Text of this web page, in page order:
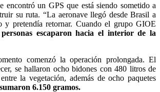
encontró un GPS que está siendo sometido a
su ruta. “La aeronave llegó desde Brasil a
y pretendía retornar. Cuando el grupo GIOE
escaparon hacia el interior de la
comenzó la operación prolongada. El
se hallaron ocho bidones con 480 litros de
la vegetación, además de ocho paquetes
6.150 gramos.